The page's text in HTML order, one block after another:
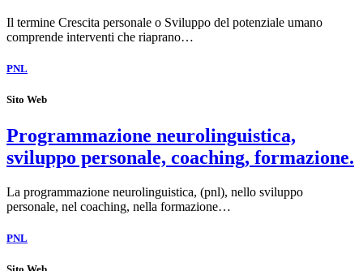
Il termine Crescita personale o Sviluppo del potenziale umano
comprende interventi che riaprano…
PNL
Sito Web
Programmazione neurolinguistica,
sviluppo personale, coaching, formazione.
La programmazione neurolinguistica, (pnl), nello sviluppo
personale, nel coaching, nella formazione…
PNL